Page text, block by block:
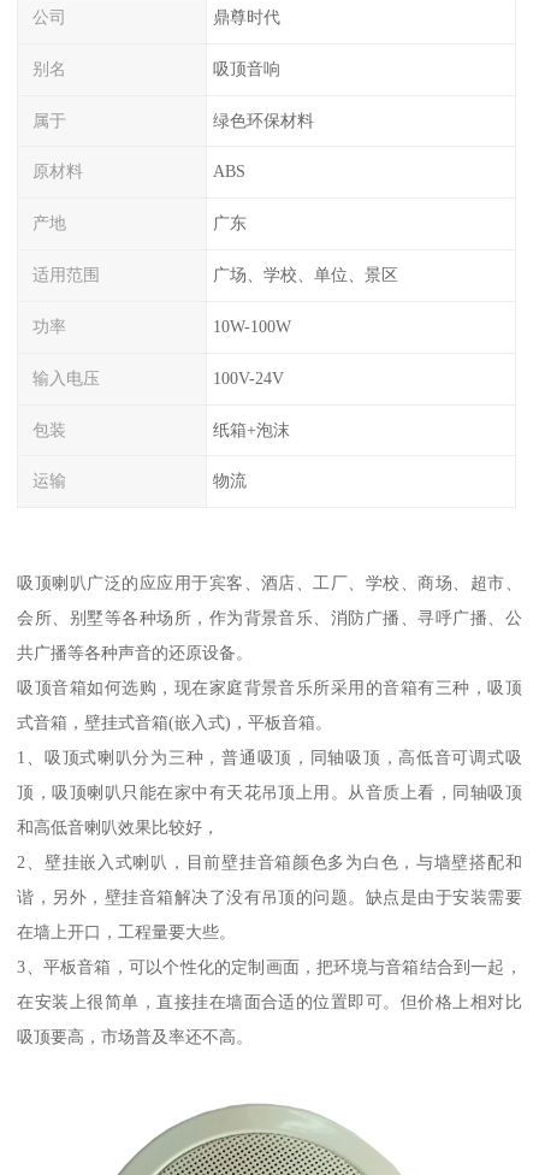
公司 鼎尊时代
别名 吸顶音响
属于 绿色环保材料
原材料 ABS
产地 广东
适用范围 广场、学校、单位、景区
功率 10W-100W
输入电压 100V-24V
包装 纸箱+泡沫
运输 物流
吸顶喇叭广泛的应应用于宾客、酒店、工厂、学校、商场、超市、
会所、别墅等各种场所，作为背景音乐、消防广播、寻呼广播、公
共广播等各种声音的还原设备。
吸顶音箱如何选购，现在家庭背景音乐所采用的音箱有三种，吸顶
式音箱，壁挂式音箱(嵌入式)，平板音箱。
1、吸顶式喇叭分为三种，普通吸顶，同轴吸顶，高低音可调式吸
顶，吸顶喇叭只能在家中有天花吊顶上用。从音质上看，同轴吸顶
和高低音喇叭效果比较好，
2、壁挂嵌入式喇叭，目前壁挂音箱颜色多为白色，与墙壁搭配和
谐，另外，壁挂音箱解决了没有吊顶的问题。缺点是由于安装需要
在墙上开口，工程量要大些。
3、平板音箱，可以个性化的定制画面，把环境与音箱结合到一起，
在安装上很简单，直接挂在墙面合适的位置即可。但价格上相对比
吸顶要高，市场普及率还不高。